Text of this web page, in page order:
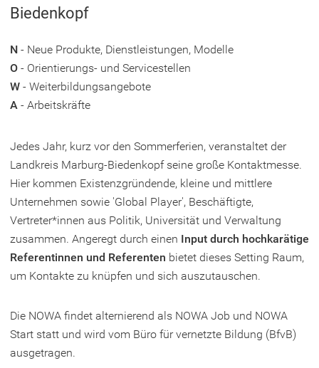
Biedenkopf
N - Neue Produkte, Dienstleistungen, Modelle
O - Orientierungs- und Servicestellen
W - Weiterbildungsangebote
A - Arbeitskräfte
Jedes Jahr, kurz vor den Sommerferien, veranstaltet der
Landkreis Marburg-Biedenkopf seine große Kontaktmesse.
Hier kommen Existenzgründende, kleine und mittlere
Unternehmen sowie 'Global Player', Beschäftigte,
Vertreter*innen aus Politik, Universität und Verwaltung
zusammen. Angeregt durch einen Input durch hochkarätige
Referentinnen und Referenten bietet dieses Setting Raum,
um Kontakte zu knüpfen und sich auszutauschen.
Die NOWA findet alternierend als NOWA Job und NOWA
Start statt und wird vom Büro für vernetzte Bildung (BfvB)
ausgetragen.